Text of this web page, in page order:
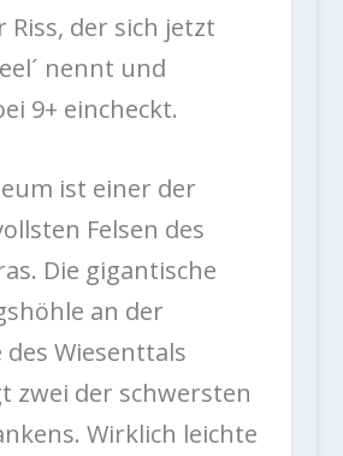
Riss, der sich jetzt
nennt und
9+ eincheckt.
ist einer der
Felsen des
Die gigantische
an der
Wiesenttals
zwei der schwersten
Wirklich leichte